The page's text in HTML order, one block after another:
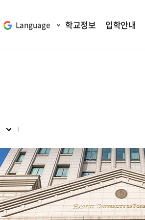
Language 학교정보 입학안내